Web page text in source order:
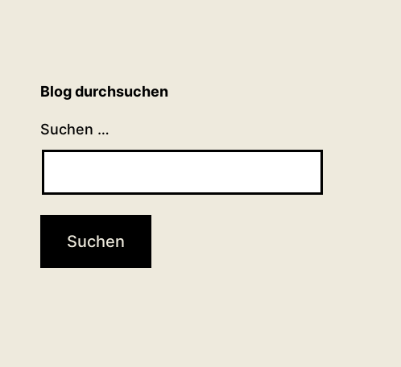
Blog durchsuchen
Suchen …